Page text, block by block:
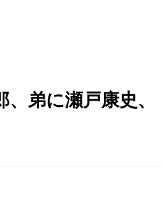
弟に瀬戸康史、